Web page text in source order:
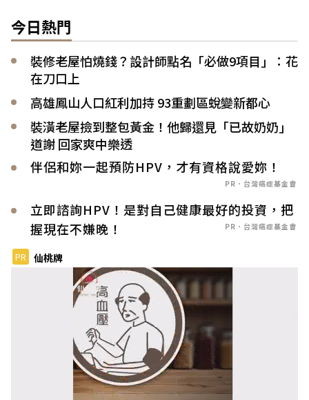
今日熱門
裝修老屋怕燒錢？設計師點名「必做9項目」：花
在刀口上
高雄鳳山人口紅利加持 93重劃區蛻變新都心
裝潢老屋撿到整包黃金！他歸還見「已故奶奶」
道謝 回家爽中樂透
伴侶和妳一起預防HPV，才有資格說愛妳！
PR．台灣癌症基金會
立即諮詢HPV！是對自己健康最好的投資，把
握現在不嫌晚！
PR．台灣癌症基金會
PR 仙桃牌